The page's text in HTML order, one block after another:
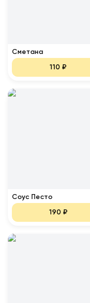
Сметана
110 ₽
Соус Песто
190₽